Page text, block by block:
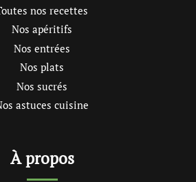
nos recettes
Nos apéritifs
Nos entrées
Nos plats
Nos sucrés
astuces cuisine
À propos